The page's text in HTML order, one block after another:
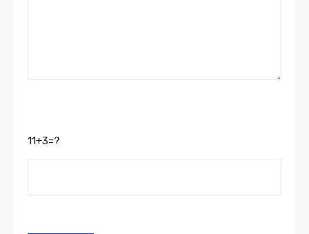
11+3=?